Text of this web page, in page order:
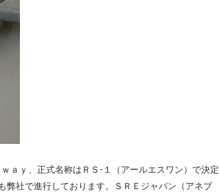
ａｙ、正式名称はＲＳ-１（アールエスワン）で決定
弊社で進行しております。ＳＲＥジャパン（アネブ